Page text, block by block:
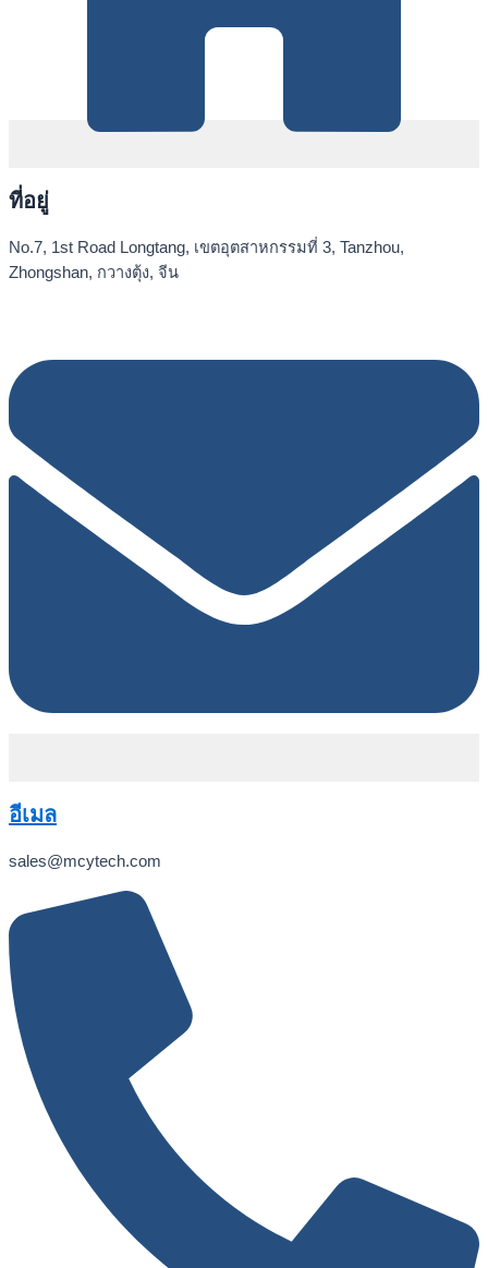
ที่อยู่
No.7, 1st Road Longtang, เขตอุตสาหกรรมที่ 3, Tanzhou,
Zhongshan, กวางตุ้ง, จีน
อีเมล
sales@mcytech.com